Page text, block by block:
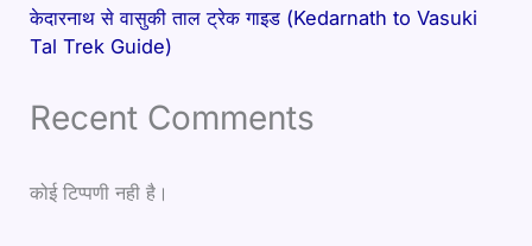
केदारनाथ से वासुकी ताल ट्रेक गाइड (Kedarnath to Vasuki
Tal Trek Guide)
Recent Comments
कोई टिप्पणी नही है।